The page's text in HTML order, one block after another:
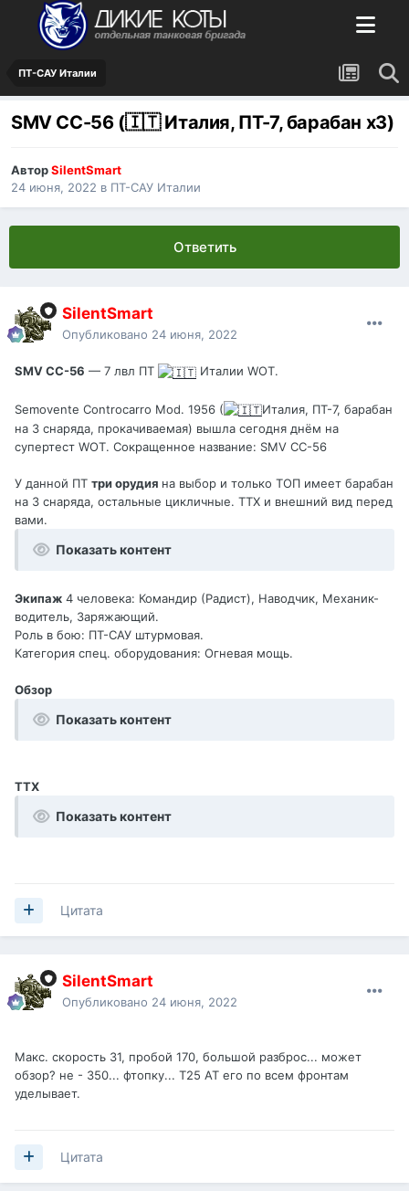
ПТ-САУ Италии
SMV CC-56 (🇮🇹 Италия, ПТ-7, барабан х3)
АвторSilentSmart
24 июня, 2022 в ПТ-САУ Италии
Ответить
SilentSmart
Опубликовано 24 июня, 2022
SMV CC-56 — 7 лвл ПТ Италии WOT.
Semovente Controcarro Mod. 1956 (
Италия, ПТ-7, барабан
на 3 снаряда, прокачиваемая) вышла сегодня днём на
супертест WOT. Сокращенное название: SMV CC-56
У данной ПТ три орудия на выбор и только ТОП имеет барабан
на 3 снаряда, остальные цикличные. ТТХ и внешний вид перед
вами.
Показать контент
Экипаж 4 человека: Командир (Радист), Наводчик, Механик-
водитель, Заряжающий.
Роль в бою: ПТ-САУ штурмовая.
Категория спец. оборудования: Огневая мощь.
Обзор
Показать контент
ТТХ
Показать контент
Цитата
SilentSmart
Опубликовано 24 июня, 2022
Макс. скорость 31, пробой 170, большой разброс... может
обзор? не - 350... фтопку... Т25 АТ его по всем фронтам
уделывает.
Цитата